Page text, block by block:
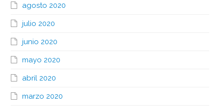
agosto 2020
julio 2020
junio 2020
mayo 2020
abril 2020
marzo 2020